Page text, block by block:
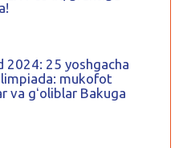
2024: 25 yoshgacha
mukofot
va gʻoliblar Bakuga